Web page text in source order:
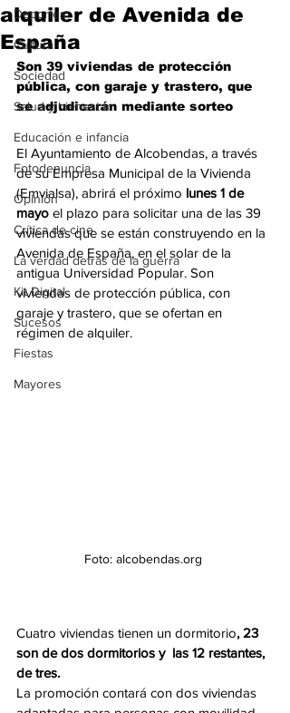
Deportes
Cultura
Sociedad
Salud y bienestar
Educación e infancia
Fotodenuncia
Opinión
Crítica de cine
La verdad detrás de la guerra
Kit Digital
Sucesos
Fiestas
Mayores
alquiler de Avenida de
España
Son 39 viviendas de protección
pública, con garaje y trastero, que
se adjudicarán mediante sorteo
El Ayuntamiento de Alcobendas, a través
de su Empresa Municipal de la Vivienda
(Emvialsa), abrirá el próximo lunes 1 de
mayo el plazo para solicitar una de las 39
viviendas que se están construyendo en la
Avenida de España, en el solar de la
antigua Universidad Popular. Son
viviendas de protección pública, con
garaje y trastero, que se ofertan en
régimen de alquiler.
Foto: alcobendas.org
Cuatro viviendas tienen un dormitorio, 23
son de dos dormitorios y  las 12 restantes,
de tres.
La promoción contará con dos viviendas